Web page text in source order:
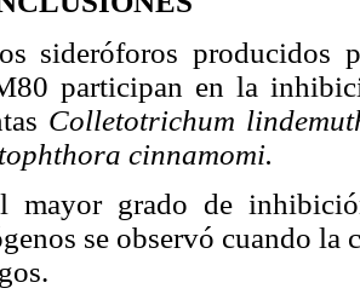
sideróforos producidos
participan en la
Colletotrichum
cinnamomi.
mayor grado de
se observó cuando